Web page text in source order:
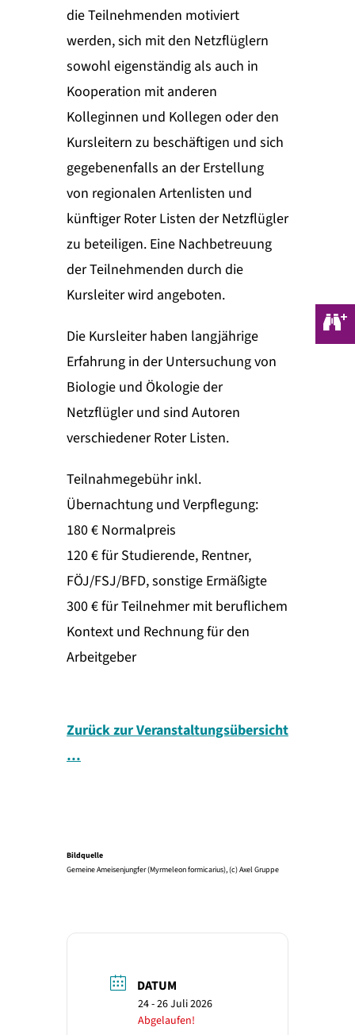
die Teilnehmenden motiviert
werden, sich mit den Netzflüglern
sowohl eigenständig als auch in
Kooperation mit anderen
Kolleginnen und Kollegen oder den
Kursleitern zu beschäftigen und sich
gegebenenfalls an der Erstellung
von regionalen Artenlisten und
künftiger Roter Listen der Netzflügler
zu beteiligen. Eine Nachbetreuung
der Teilnehmenden durch die
Kursleiter wird angeboten.
Die Kursleiter haben langjährige
Erfahrung in der Untersuchung von
Biologie und Ökologie der
Netzflügler und sind Autoren
verschiedener Roter Listen.
Teilnahmegebühr inkl.
Übernachtung und Verpflegung:
180 € Normalpreis
120 € für Studierende, Rentner,
FÖJ/FSJ/BFD, sonstige Ermäßigte
300 € für Teilnehmer mit beruflichem
Kontext und Rechnung für den
Arbeitgeber
Zurück zur Veranstaltungsübersicht
…
Bildquelle
Gemeine Ameisenjungfer (Myrmeleon formicarius), (c) Axel Gruppe
DATUM
24 - 26 Juli 2026
Abgelaufen!